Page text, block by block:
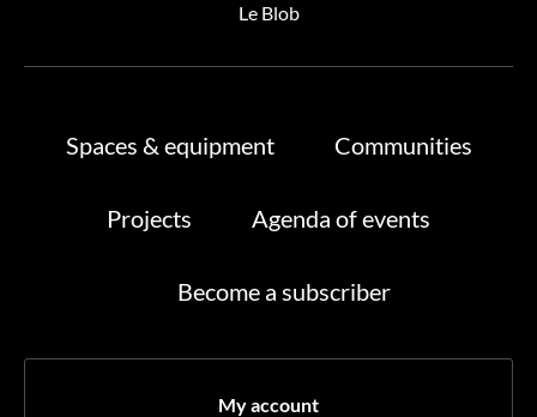
Le Blob
My account
Spaces & equipment Communities
Projects Agenda of events
Become a subscriber